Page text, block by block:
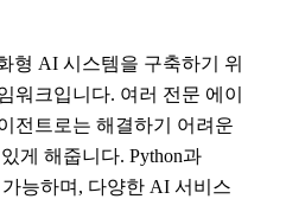
형 AI 시스템을 구축하기 위
워크입니다. 여러 전문 에이
전트로는 해결하기 어려운
게 해줍니다. Python과
능하며, 다양한 AI 서비스